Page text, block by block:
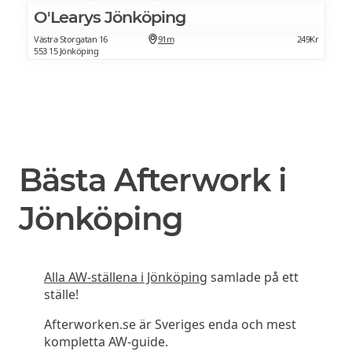
O'Learys Jönköping
Västra Storgatan 16
553 15 Jönköping
91m 249Kr
Bästa Afterwork i
Jönköping
Alla AW-ställena i Jönköping samlade på ett
ställe!
Afterworken.se är Sveriges enda och mest
kompletta AW-guide.